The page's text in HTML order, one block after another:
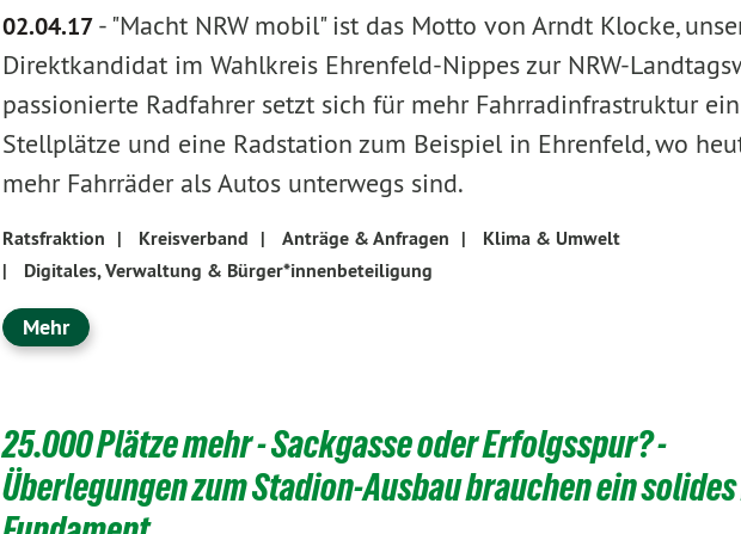
02.04.17- "Macht NRW mobil" ist das Motto von Arndt Klocke,
Direktkandidat im Wahlkreis Ehrenfeld-Nippes zur NRW-
passionierte Radfahrer setzt sich für mehr Fahrradinfrastruktur
Stellplätze und eine Radstation zum Beispiel in Ehrenfeld, wo
mehr Fahrräder als Autos unterwegs sind.
Ratsfraktion | Kreisverband | Anträge & Anfragen |
Klima & Umwelt
|
Digitales, Verwaltung & Bürger*innenbeteiligung
Mehr
25.000 Plätze mehr - Sackgasse oder Erfolgsspur? -
Überlegungen zum Stadion-Ausbau brauchen ein